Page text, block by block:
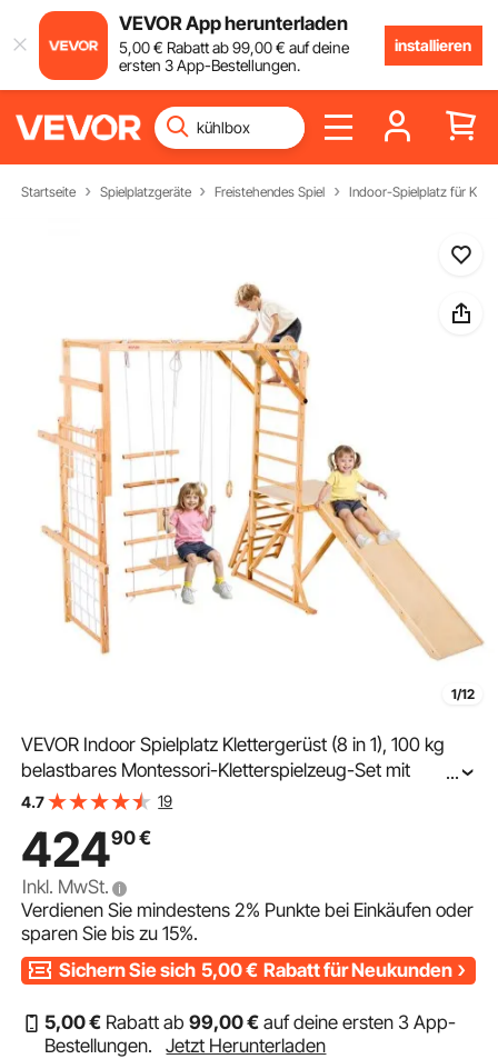
VEVOR App herunterladen
5,00€ Rabatt ab99,00€ auf deine
ersten 3 App-Bestellungen.
installieren
Startseite Spielplatzgeräte Freistehendes Spiel Indoor-Spielplatz für
1/12
VEVOR Indoor Spielplatz Klettergerüst (8 in 1), 100 kg
belastbares Montessori-Kletterspielzeug-Set mit
Rutschen/Schaukeln/Klettergerüst/Turnringen/Holz-/Stri
...
4.7 19
42490€
Inkl. MwSt.
Verdienen Sie mindestens2% Punkte bei Einkäufen oder
sparen Sie bis zu15%.
Sichern Sie sich 5,00€ Rabatt für Neukunden
5,00€ Rabatt ab99,00€ auf deine ersten 3 App-
Bestellungen.
Jetzt Herunterladen